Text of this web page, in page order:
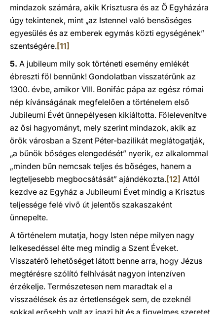
mindazok számára, akik Krisztusra és az Ő Egyházára
úgy tekintenek, mint „az Istennel való bensőséges
egyesülés és az emberek egymás közti egységének”
szentségére.[11]
5. A jubileum mily sok történeti esemény emlékét
ébreszti föl bennünk! Gondolatban visszatérünk az
1300. évbe, amikor VIII. Bonifác pápa az egész római
nép kívánságának megfelelően a történelem első
Jubileumi Évét ünnepélyesen kikiáltotta. Fölelevenítve
az ősi hagyományt, mely szerint mindazok, akik az
örök városban a Szent Péter-bazilikát meglátogatják,
„a bűnök bőséges elengedését” nyerik, ez alkalommal
„minden bűn nemcsak teljes és bőséges, hanem a
legteljesebb megbocsátását” ajándékozta.[12] Attól
kezdve az Egyház a Jubileumi Évet mindig a Krisztus
teljessége felé vivő út jelentős szakaszaként
ünnepelte.
A történelem mutatja, hogy Isten népe milyen nagy
lelkesedéssel élte meg mindig a Szent Éveket.
Visszatérő lehetőséget látott benne arra, hogy Jézus
megtérésre szólító felhívását nagyon intenzíven
érzékelje. Természetesen nem maradtak el a
visszaélések és az értetlenségek sem, de ezeknél
sokkal erősebb volt az igazi hit és a figyelmes szeretet